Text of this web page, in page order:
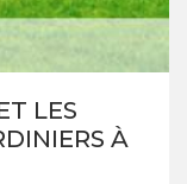
LES
À